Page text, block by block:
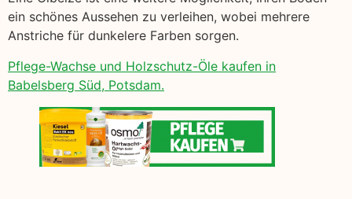
ein schönes Aussehen zu verleihen, wobei mehrere
Anstriche für dunkelere Farben sorgen.
Pflege-Wachse und Holzschutz-Öle kaufen in
Babelsberg Süd, Potsdam.